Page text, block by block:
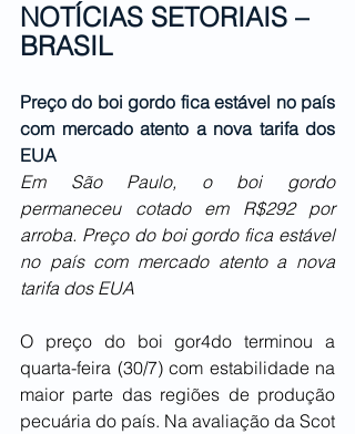
NOTÍCIAS SETORIAIS –
BRASIL
Preço do boi gordo fica estável no país
com mercado atento a nova tarifa dos
EUA
Em São Paulo, o boi gordo
permaneceu cotado em R$292 por
arroba. Preço do boi gordo fica estável
no país com mercado atento a nova
tarifa dos EUA
O preço do boi gor4do terminou a
quarta-feira (30/7) com estabilidade na
maior parte das regiões de produção
pecuária do país. Na avaliação da Scot